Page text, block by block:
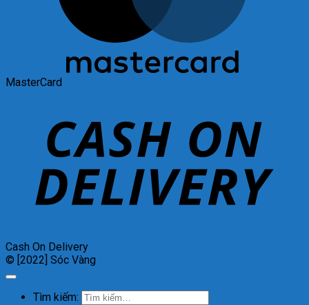
MasterCard
Cash On Delivery
© [2022] Sóc Vàng
Tìm kiếm: